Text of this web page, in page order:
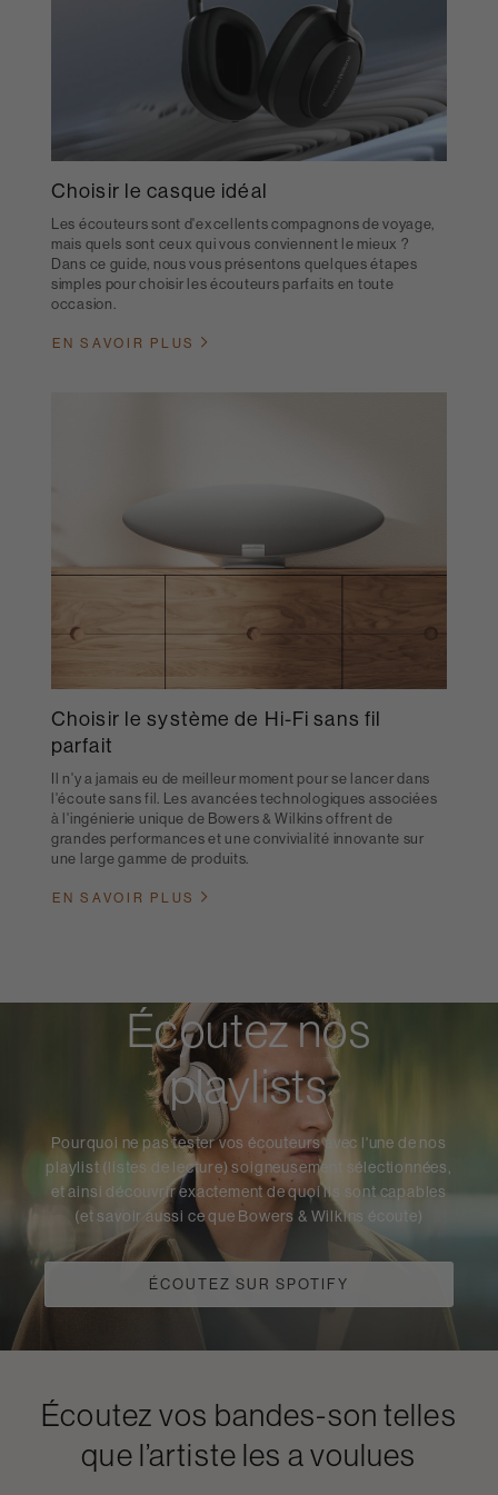
Choisir le casque idéal
Les écouteurs sont d'excellents compagnons de voyage,
mais quels sont ceux qui vous conviennent le mieux ?
Dans ce guide, nous vous présentons quelques étapes
simples pour choisir les écouteurs parfaits en toute
occasion.
EN SAVOIR PLUS
Choisir le système de Hi-Fi sans fil
parfait
Il n'y a jamais eu de meilleur moment pour se lancer dans
l'écoute sans fil. Les avancées technologiques associées
à l'ingénierie unique de Bowers & Wilkins offrent de
grandes performances et une convivialité innovante sur
une large gamme de produits.
EN SAVOIR PLUS
Écoutez nos
playlists
Pourquoi ne pas tester vos écouteurs avec l'une de nos
playlist (listes de lecture) soigneusement sélectionnées,
et ainsi découvrir exactement de quoi ils sont capables
(et savoir aussi ce que Bowers & Wilkins écoute)
ÉCOUTEZ SUR SPOTIFY
Écoutez vos bandes-son telles
que l’artiste les a voulues